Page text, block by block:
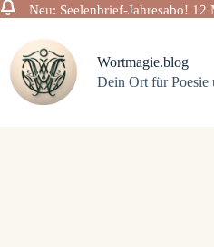
Neu: Seelenbrief-Jahresabo!
Inhalt
springen
Wortmagie.blog
Dein Ort für Poesie